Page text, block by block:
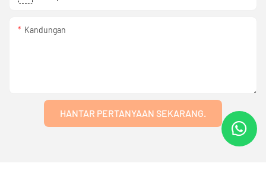
Kandungan
HANTAR PERTANYAAN SEKARANG.